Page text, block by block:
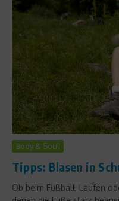
Body & Soul
Tipps: Blasen in
Ob beim Fußball, Laufen